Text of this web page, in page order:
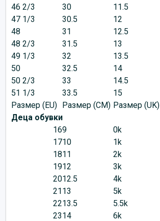
46 2/3
30
11.5
47 1/3
30.5
12
48
31
12.5
48 2/3
31.5
13
49 1/3
32
13.5
50
32.5
14
50 2/3
33
14.5
51 1/3
33.5
15
Размер (EU) Размер (CM) Размер (UK)
Деца обувки
169
0k
1710
1k
1811
2k
1912
3k
2012.5
4k
2113
5k
2213.5
5.5k
2314
6k